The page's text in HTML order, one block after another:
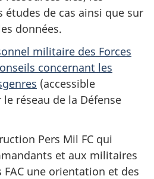
études de cas ainsi que sur
données.
militaire des Forces
concernant les
(accessible
réseau de la Défense
Pers Mil FC qui
et aux militaires
une orientation et des